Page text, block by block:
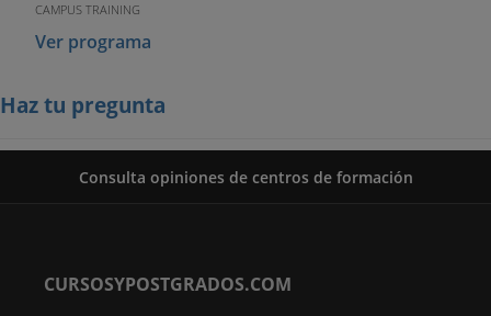
CAMPUS TRAINING
Ver programa
Haz tu pregunta
Consulta opiniones de centros de formación
CURSOSYPOSTGRADOS.COM